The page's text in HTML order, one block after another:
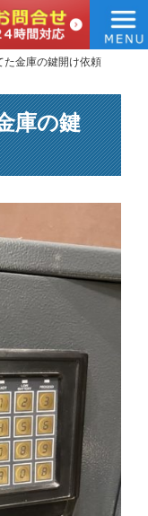
た金庫の鍵開け依頼
庫の鍵